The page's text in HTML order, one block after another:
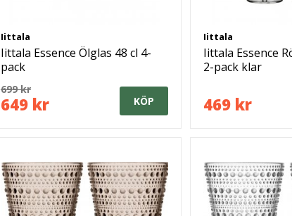
Iittala
Iittala Essence Ölglas 48 cl 4-
pack
699 kr
649 kr KÖP
Iittala
Iittala Essence
2-pack klar
469 kr